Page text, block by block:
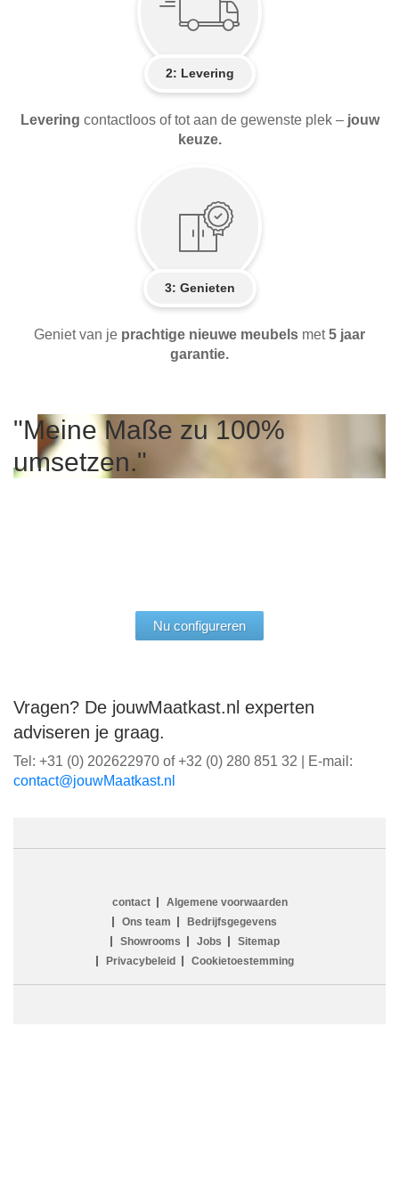
2: Levering
Levering contactloos of tot aan de gewenste plek – jouw
keuze.
3: Genieten
Geniet van je prachtige nieuwe meubels met5 jaar
garantie.
"Meine Maße zu 100%
umsetzen."
„Qualität aus Deutschland,
der ich vertrauen kann.“
"Perfekt auf unsere
Wünsche abgestimmt."
Nu configureren
Vragen? De jouwMaatkast.nl experten
adviseren je graag.
Tel: +31 (0) 202622970 of +32 (0) 280 851 32 | E-mail:
ln.tsaktaaMwuoj@tcatnoc
contact
Algemene voorwaarden
Ons team
Bedrijfsgegevens
Showrooms
Jobs
Sitemap
Privacybeleid
Cookietoestemming